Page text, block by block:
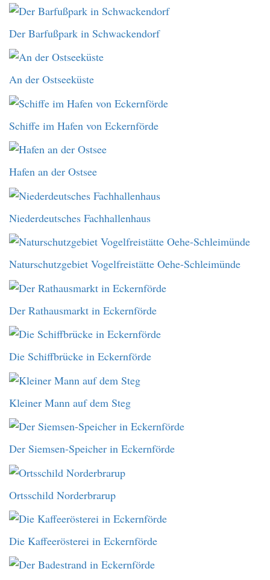
Der Barfußpark in Schwackendorf
An der Ostseeküste
Schiffe im Hafen von Eckernförde
Hafen an der Ostsee
Niederdeutsches Fachhallenhaus
Naturschutzgebiet Vogelfreistätte Oehe-Schleimünde
Der Rathausmarkt in Eckernförde
Die Schiffbrücke in Eckernförde
Kleiner Mann auf dem Steg
Der Siemsen-Speicher in Eckernförde
Ortsschild Norderbrarup
Die Kaffeerösterei in Eckernförde